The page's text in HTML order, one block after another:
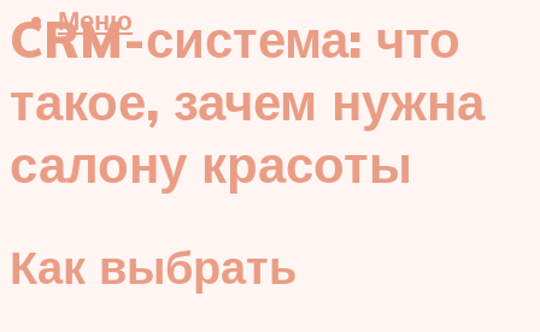
Меню
CRM-система: что
такое, зачем нужна
салону красоты
Как выбрать